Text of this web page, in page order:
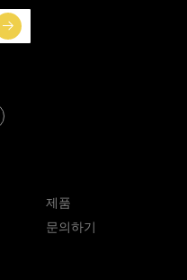
제품
문의하기